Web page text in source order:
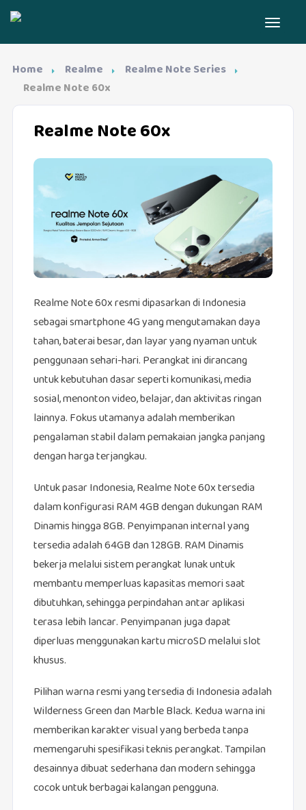
Home Realme
Realme Note Series
Realme Note 60x
Realme Note 60x
Realme Note 60x resmi dipasarkan di Indonesia
sebagai smartphone 4G yang mengutamakan daya
tahan, baterai besar, dan layar yang nyaman untuk
penggunaan sehari-hari. Perangkat ini dirancang
untuk kebutuhan dasar seperti komunikasi, media
sosial, menonton video, belajar, dan aktivitas ringan
lainnya. Fokus utamanya adalah memberikan
pengalaman stabil dalam pemakaian jangka panjang
dengan harga terjangkau.
Untuk pasar Indonesia, Realme Note 60x tersedia
dalam konfigurasi RAM 4GB dengan dukungan RAM
Dinamis hingga 8GB. Penyimpanan internal yang
tersedia adalah 64GB dan 128GB. RAM Dinamis
bekerja melalui sistem perangkat lunak untuk
membantu memperluas kapasitas memori saat
dibutuhkan, sehingga perpindahan antar aplikasi
terasa lebih lancar. Penyimpanan juga dapat
diperluas menggunakan kartu microSD melalui slot
khusus.
Pilihan warna resmi yang tersedia di Indonesia adalah
Wilderness Green dan Marble Black. Kedua warna ini
memberikan karakter visual yang berbeda tanpa
memengaruhi spesifikasi teknis perangkat. Tampilan
desainnya dibuat sederhana dan modern sehingga
cocok untuk berbagai kalangan pengguna.